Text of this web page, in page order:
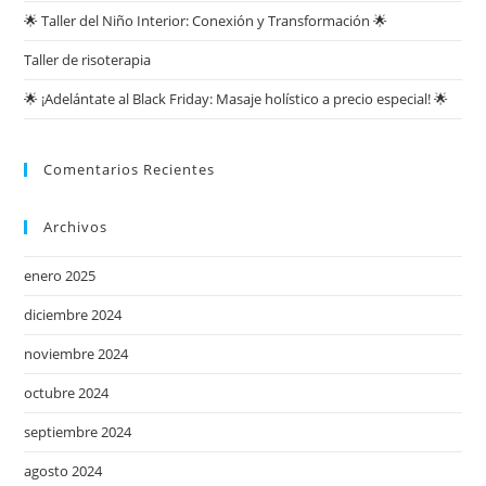
🌟 Taller del Niño Interior: Conexión y Transformación 🌟
Taller de risoterapia
🌟 ¡Adelántate al Black Friday: Masaje holístico a precio especial! 🌟
Comentarios Recientes
Archivos
enero 2025
diciembre 2024
noviembre 2024
octubre 2024
septiembre 2024
agosto 2024